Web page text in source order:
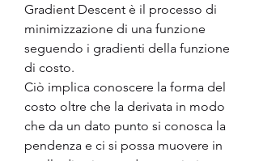
Gradient Descent è il processo di
minimizzazione di una funzione
seguendo i gradienti della funzione
di costo.
Ciò implica conoscere la forma del
costo oltre che la derivata in modo
che da un dato punto si conosca la
pendenza e ci si possa muovere in